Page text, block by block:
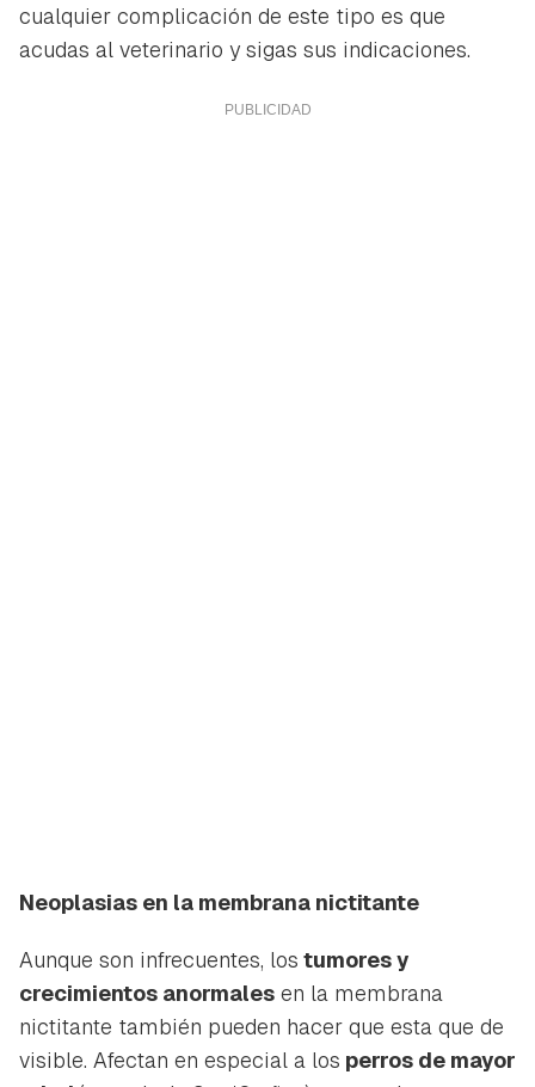
cualquier complicación de este tipo es que
acudas al veterinario y sigas sus indicaciones.
Neoplasias en la membrana nictitante
Aunque son infrecuentes, los tumores y
crecimientos anormales en la membrana
nictitante también pueden hacer que esta que de
visible. Afectan en especial a los perros de mayor